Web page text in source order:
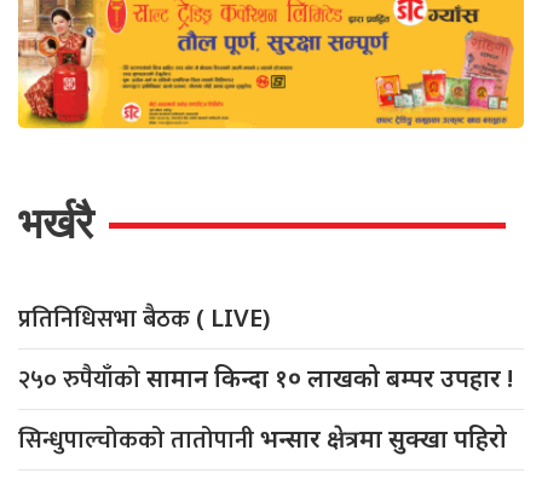
भर्खरै
प्रतिनिधिसभा बैठक ( LIVE)
२५० रुपैयाँकोसामान किन्दा १० लाखको बम्पर उपहार !
सिन्धुपाल्चोकको तातोपानीभन्सार क्षेत्रमा सुक्खा पहिरो